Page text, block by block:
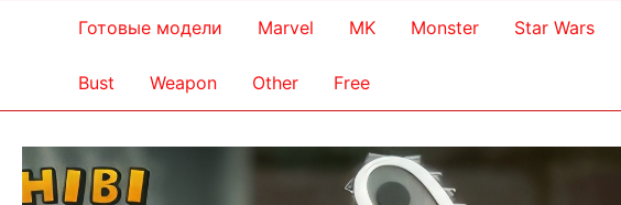
Готовые модели Marvel MK Monster Star Wars
Bust Weapon Other Free